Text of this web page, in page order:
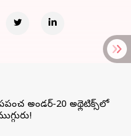
అండర్-20 అథ్లెటిక్స్‌లో